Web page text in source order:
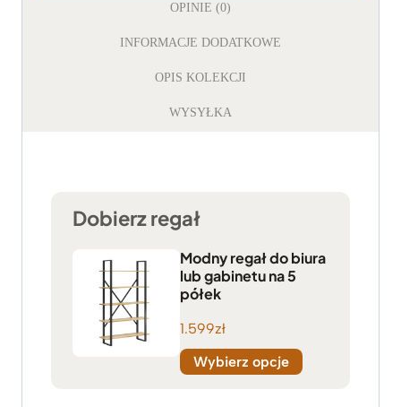
OPINIE (0)
INFORMACJE DODATKOWE
OPIS KOLEKCJI
WYSYŁKA
Dobierz regał
Modny regał do biura
lub gabinetu na 5
półek
1.599zł
Wybierz opcje